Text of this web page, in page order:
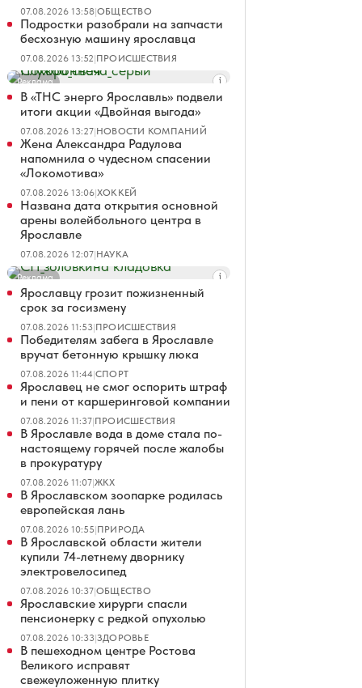
07.08.2026 13:58|ОБЩЕСТВО
Подростки разобрали на запчасти
бесхозную машину ярославца
07.08.2026 13:52|ПРОИСШЕСТВИЯ
Реклама
В «ТНС энерго Ярославль» подвели
итоги акции «Двойная выгода»
07.08.2026 13:27|НОВОСТИ КОМПАНИЙ
Жена Александра Радулова
напомнила о чудесном спасении
«Локомотива»
07.08.2026 13:06|ХОККЕЙ
Названа дата открытия основной
арены волейбольного центра в
Ярославле
07.08.2026 12:07|НАУКА
Реклама
Ярославцу грозит пожизненный
срок за госизмену
07.08.2026 11:53|ПРОИСШЕСТВИЯ
Победителям забега в Ярославле
вручат бетонную крышку люка
07.08.2026 11:44|СПОРТ
Ярославец не смог оспорить штраф
и пени от каршеринговой компании
07.08.2026 11:37|ПРОИСШЕСТВИЯ
В Ярославле вода в доме стала по-
настоящему горячей после жалобы
в прокуратуру
07.08.2026 11:07|ЖКХ
В Ярославском зоопарке родилась
европейская лань
07.08.2026 10:55|ПРИРОДА
В Ярославской области жители
купили 74-летнему дворнику
электровелосипед
07.08.2026 10:37|ОБЩЕСТВО
Ярославские хирурги спасли
пенсионерку с редкой опухолью
07.08.2026 10:33|ЗДОРОВЬЕ
В пешеходном центре Ростова
Великого исправят
свежеуложенную плитку